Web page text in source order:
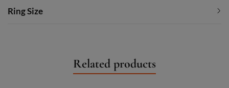
Ring Size
Related products